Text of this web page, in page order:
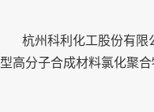
杭州科利化工股份有限
型高分子合成材料氯化聚